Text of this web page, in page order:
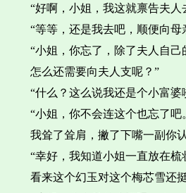
“好啊，小姐，我这就禀告夫人
“等等，还是我去吧，顺便向母
“小姐，你忘了，除了夫人自
怎么还需要向夫人支呢？”
“什么？这么说我还是个小富
“小姐，你不会连这个也忘了吧
我耸了耸肩，撇了下嘴一副你
“幸好，我知道小姐一直放在梳
看来这个幻玉对这个梅芯雪还